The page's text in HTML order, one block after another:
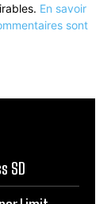
En savoir
sont
SD